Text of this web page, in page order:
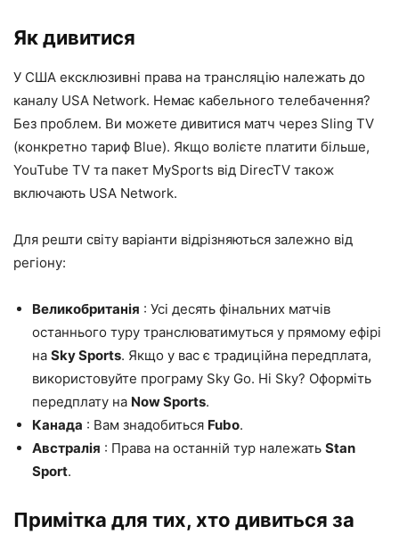
Як дивитися
У США ексклюзивні права на трансляцію належать до
каналу USA Network. Немає кабельного телебачення?
Без проблем. Ви можете дивитися матч через Sling TV
(конкретно тариф Blue). Якщо волієте платити більше,
YouTube TV та пакет MySports від DirecTV також
включають USA Network.
Для решти світу варіанти відрізняються залежно від
регіону:
Великобританія : Усі десять фінальних матчів
останнього туру транслюватимуться у прямому ефірі
на Sky Sports. Якщо у вас є традиційна передплата,
використовуйте програму Sky Go. Ні Sky? Оформіть
передплату на Now Sports.
Канада : Вам знадобиться Fubo.
Австралія : Права на останній тур належать Stan
Sport.
Примітка для тих, хто дивиться за